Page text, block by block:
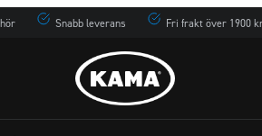
Snabb leverans Fri frakt över 1900